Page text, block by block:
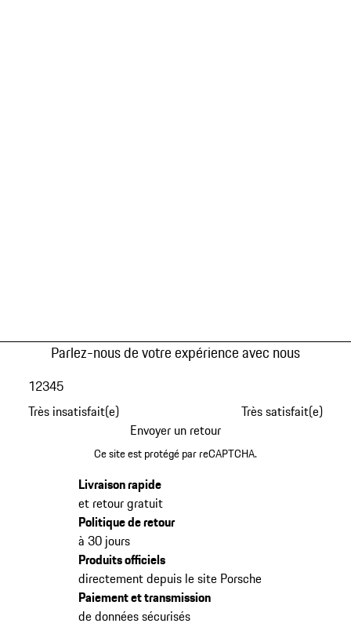
Parlez-nous de votre expérience avec nous
Très insatisfait(e)
12345
Très satisfait(e)
Envoyer un retour
Ce site est protégé par reCAPTCHA.
Livraison rapide
et retour gratuit
Politique de retour
à 30 jours
Produits officiels
directement depuis le site Porsche
Paiement et transmission
de données sécurisés